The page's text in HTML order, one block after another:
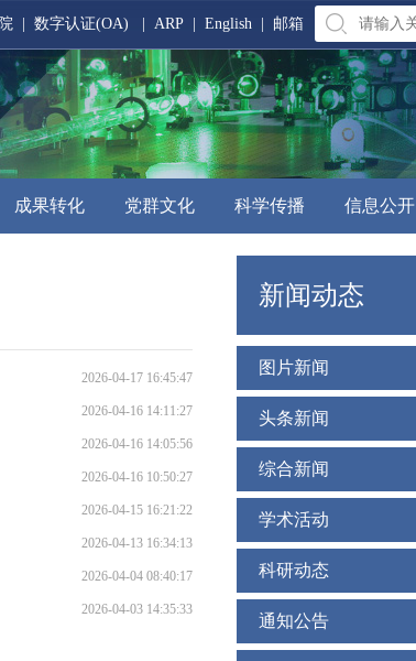
数字认证(OA) ARP English 邮箱
成果转化 党群文化 科学传播 信息公开
2026-04-17 16:45:47
2026-04-16 14:11:27
2026-04-16 14:05:56
2026-04-16 10:50:27
2026-04-15 16:21:22
2026-04-13 16:34:13
2026-04-04 08:40:17
2026-04-03 14:35:33
新闻动态
图片新闻
头条新闻
综合新闻
学术活动
科研动态
通知公告